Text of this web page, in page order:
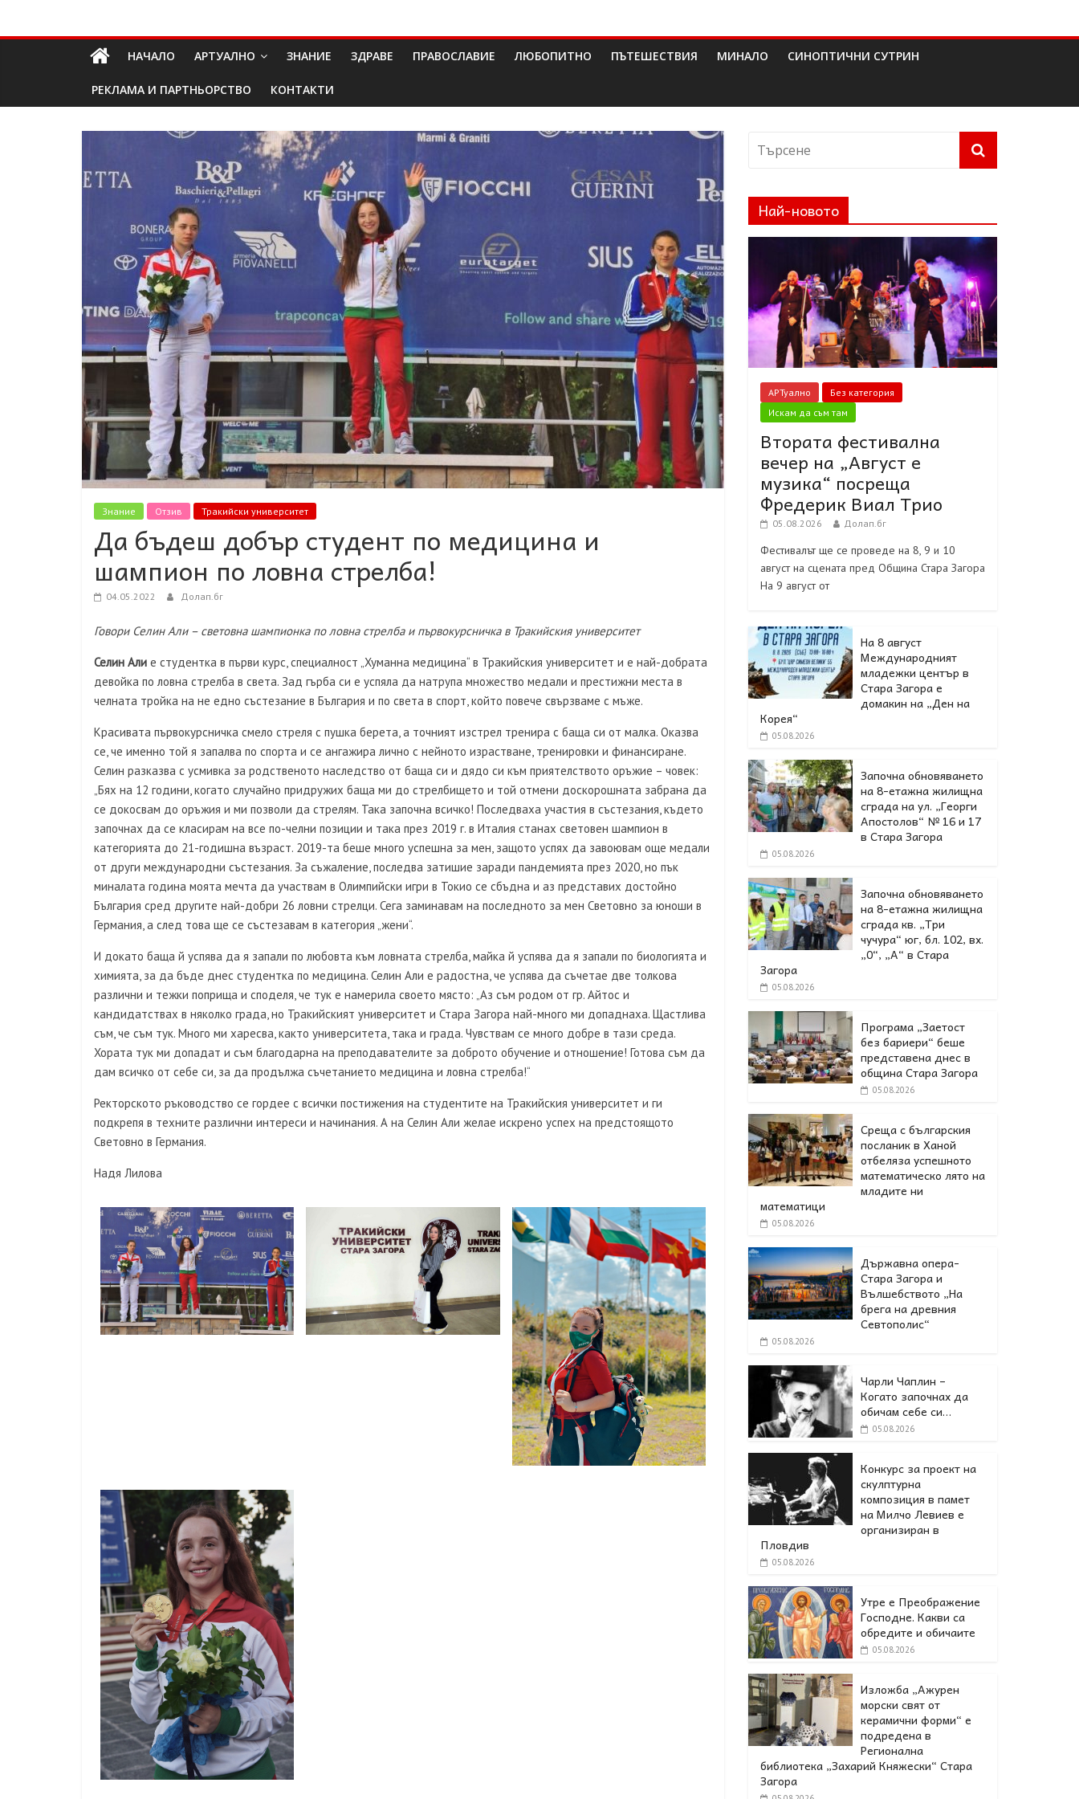
Долап
БГ
изкуство|
мода|
събития|
реклама|
минало|
НАЧАЛО АРТУАЛНО ЗНАНИЕ ЗДРАВЕ ПРАВОСЛАВИЕ ЛЮБОПИТНО ПЪТЕШЕСТВИЯ МИНАЛО СИНОПТИЧНИ СУТРИН
РЕКЛАМА И ПАРТНЬОРСТВО КОНТАКТИ
Знание Отзив Тракийски университет
Да бъдеш добър студент по медицина и
шампион по ловна стрелба!
04.05.2022 Долап.бг
Говори Селин Али – световна шампионка по ловна стрелба и първокурсничка в Тракийския университет
Селин Али е студентка в първи курс, специалност „Хуманна медицина“ в Тракийския университет и е най-добрата
девойка по ловна стрелба в света. Зад гърба си е успяла да натрупа множество медали и престижни места в
челната тройка на не едно състезание в България и по света в спорт, който повече свързваме с мъже.
Красивата първокурсничка смело стреля с пушка берета, а точният изстрел тренира с баща си от малка. Оказва
се, че именно той я запалва по спорта и се ангажира лично с нейното израстване, тренировки и финансиране.
Селин разказва с усмивка за родственото наследство от баща си и дядо си към приятелството оръжие – човек:
„Бях на 12 години, когато случайно придружих баща ми до стрелбището и той отмени доскорошната забрана да
се докосвам до оръжия и ми позволи да стрелям. Така започна всичко! Последваха участия в състезания, където
започнах да се класирам на все по-челни позиции и така през 2019 г. в Италия станах световен шампион в
категорията до 21-годишна възраст. 2019-та беше много успешна за мен, защото успях да завоювам още медали
от други международни състезания. За съжаление, последва затишие заради пандемията през 2020, но пък
миналата година моята мечта да участвам в Олимпийски игри в Токио се сбъдна и аз представих достойно
България сред другите най-добри 26 ловни стрелци. Сега заминавам на последното за мен Световно за юноши в
Германия, а след това ще се състезавам в категория „жени“.
И докато баща й успява да я запали по любовта към ловната стрелба, майка й успява да я запали по биологията и
химията, за да бъде днес студентка по медицина. Селин Али е радостна, че успява да съчетае две толкова
различни и тежки поприща и споделя, че тук е намерила своето място: „Аз съм родом от гр. Айтос и
кандидатствах в няколко града, но Тракийският университет и Стара Загора най-много ми допаднаха. Щастлива
съм, че съм тук. Много ми харесва, както университета, така и града. Чувствам се много добре в тази среда.
Хората тук ми допадат и съм благодарна на преподавателите за доброто обучение и отношение! Готова съм да
дам всичко от себе си, за да продължа съчетанието медицина и ловна стрелба!“
Ректорското ръководство се гордее с всички постижения на студентите на Тракийския университет и ги
подкрепя в техните различни интереси и начинания. А на Селин Али желае искрено успех на предстоящото
Световно в Германия.
Надя Лилова
Най-новото
АРТуално
Без категория
Искам да съм там
Втората фестивална
вечер на „Август е
музика“ посреща
Фредерик Виал Трио
05.08.2026 Долап.бг
Фестивалът ще се проведе на 8, 9 и 10
август на сцената пред Община Стара Загора
На 9 август от
На 8 август
Международният
младежки център в
Стара Загора е
домакин на „Ден на
Корея“
05.08.2026
Започна обновяването
на 8-етажна жилищна
сграда на ул. „Георги
Апостолов“ № 16 и 17
в Стара Загора
05.08.2026
Започна обновяването
на 8-етажна жилищна
сграда кв. „Три
чучура“ юг, бл. 102, вх.
„0“, „А“ в Стара
Загора
05.08.2026
Програма „Заетост
без бариери“ беше
представена днес в
oбщина Стара Загора
05.08.2026
Среща с българския
посланик в Ханой
отбеляза успешното
математическо лято на
младите ни
математици
05.08.2026
Държавна опера-
Стара Загора и
Вълшебството „На
брега на древния
Севтополис“
05.08.2026
Чарли Чаплин –
Когато започнах да
обичам себе си…
05.08.2026
Конкурс за проект на
скулптурна
композиция в памет
на Милчо Левиев е
организиран в
Пловдив
05.08.2026
Утре е Преображение
Господне. Какви са
обредите и обичаите
05.08.2026
Изложба „Ажурен
морски свят от
керамични форми“ е
подредена в
Регионална
библиотека „Захарий Княжески“ Стара
Загора